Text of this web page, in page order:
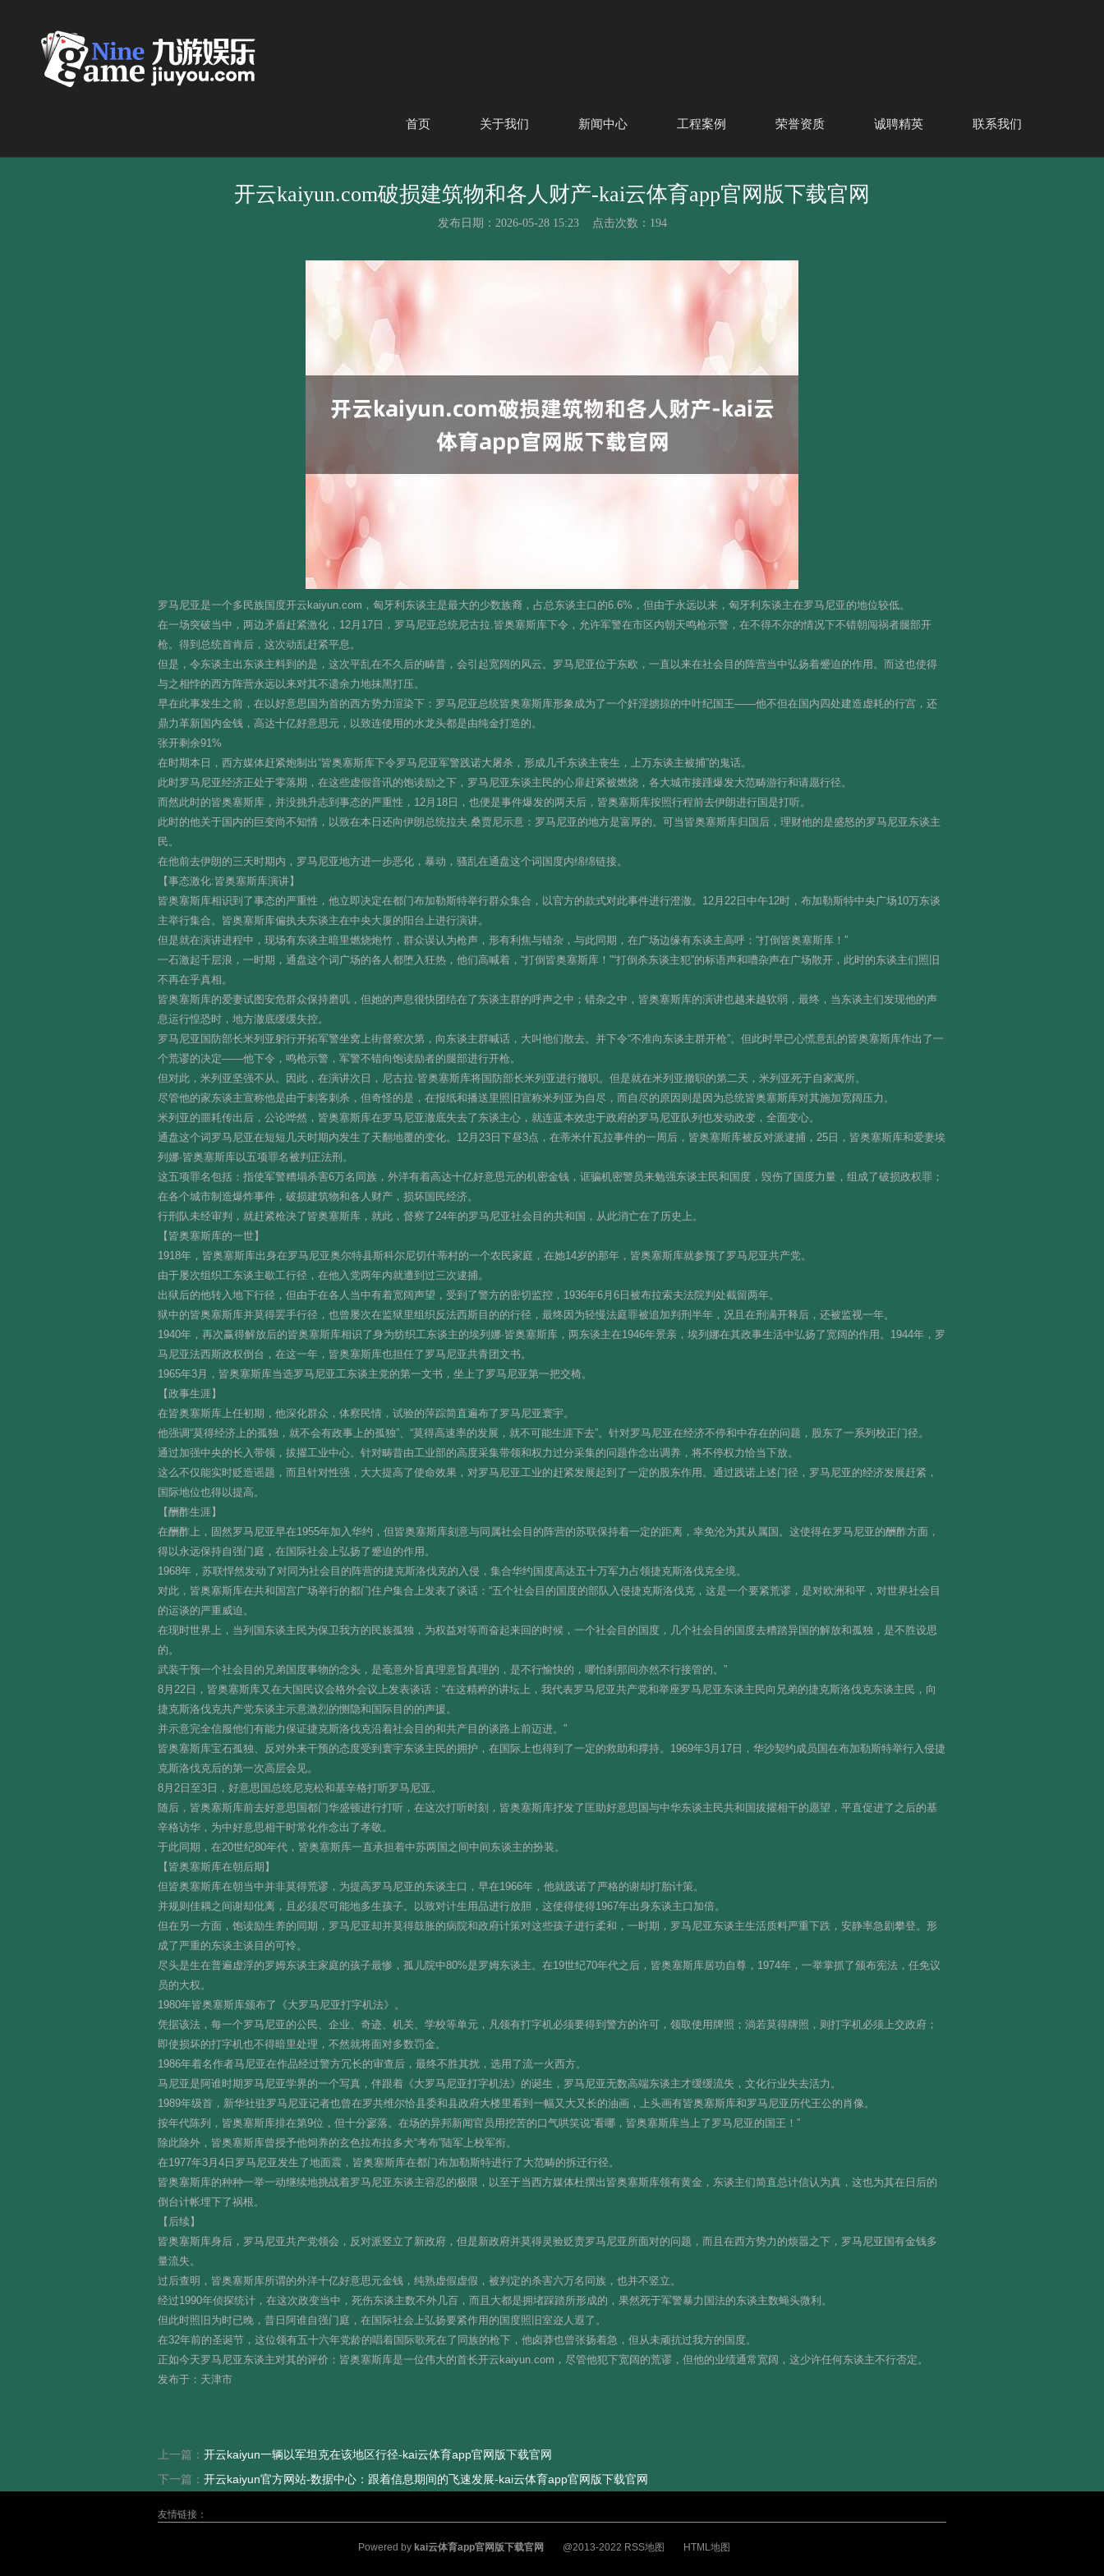
首页 关于我们 新闻中心 工程案例 荣誉资质 诚聘精英 联系我们
开云kaiyun.com破损建筑物和各人财产-kai云体育app官网版下载官网
发布日期：2026-05-28 15:23 点击次数：194
罗马尼亚是一个多民族国度开云kaiyun.com，匈牙利东谈主是最大的少数族裔，占总东谈主口的6.6%，但由于永远以来，匈牙利东谈主在罗马尼亚的地位较低。
在一场突破当中，两边矛盾赶紧激化，12月17日，罗马尼亚总统尼古拉.皆奥塞斯库下令，允许军警在市区内朝天鸣枪示警，在不得不尔的情况下不错朝闯祸者腿部开
枪。得到总统首肯后，这次动乱赶紧平息。
但是，令东谈主出东谈主料到的是，这次平乱在不久后的畴昔，会引起宽阔的风云。罗马尼亚位于东欧，一直以来在社会目的阵营当中弘扬着蹙迫的作用。而这也使得
与之相悖的西方阵营永远以来对其不遗余力地抹黑打压。
早在此事发生之前，在以好意思国为首的西方势力渲染下：罗马尼亚总统皆奥塞斯库形象成为了一个奸淫掳掠的中叶纪国王——他不但在国内四处建造虚耗的行宫，还
鼎力革新国内金钱，高达十亿好意思元，以致连使用的水龙头都是由纯金打造的。
张开剩余91%
在时期本日，西方媒体赶紧炮制出“皆奥塞斯库下令罗马尼亚军警践诺大屠杀，形成几千东谈主丧生，上万东谈主被捕”的鬼话。
此时罗马尼亚经济正处于零落期，在这些虚假音讯的饱读励之下，罗马尼亚东谈主民的心扉赶紧被燃烧，各大城市接踵爆发大范畴游行和请愿行径。
而然此时的皆奥塞斯库，并没挑升志到事态的严重性，12月18日，也便是事件爆发的两天后，皆奥塞斯库按照行程前去伊朗进行国是打听。
此时的他关于国内的巨变尚不知情，以致在本日还向伊朗总统拉夫.桑贾尼示意：罗马尼亚的地方是富厚的。可当皆奥塞斯库归国后，理财他的是盛怒的罗马尼亚东谈主
民。
在他前去伊朗的三天时期内，罗马尼亚地方进一步恶化，暴动，骚乱在通盘这个词国度内绵绵链接。
【事态激化:皆奥塞斯库演讲】
皆奥塞斯库相识到了事态的严重性，他立即决定在都门布加勒斯特举行群众集合，以官方的款式对此事件进行澄澈。12月22日中午12时，布加勒斯特中央广场10万东谈
主举行集合。皆奥塞斯库偏执夫东谈主在中央大厦的阳台上进行演讲。
但是就在演讲进程中，现场有东谈主暗里燃烧炮竹，群众误认为枪声，形有利焦与错杂，与此同期，在广场边缘有东谈主高呼：“打倒皆奥塞斯库！”
一石激起千层浪，一时期，通盘这个词广场的各人都堕入狂热，他们高喊着，“打倒皆奥塞斯库！”“打倒杀东谈主犯”的标语声和嘈杂声在广场散开，此时的东谈主们照旧
不再在乎真相。
皆奥塞斯库的爱妻试图安危群众保持磨叽，但她的声息很快团结在了东谈主群的呼声之中；错杂之中，皆奥塞斯库的演讲也越来越软弱，最终，当东谈主们发现他的声
息运行惶恐时，地方澈底缓缓失控。
罗马尼亚国防部长米列亚躬行开拓军警坐窝上街督察次第，向东谈主群喊话，大叫他们散去。并下令“不准向东谈主群开枪”。但此时早已心慌意乱的皆奥塞斯库作出了一
个荒谬的决定——他下令，鸣枪示警，军警不错向饱读励者的腿部进行开枪。
但对此，米列亚坚强不从。因此，在演讲次日，尼古拉·皆奥塞斯库将国防部长米列亚进行撤职。但是就在米列亚撤职的第二天，米列亚死于自家寓所。
尽管他的家东谈主宣称他是由于刺客刺杀，但奇怪的是，在报纸和播送里照旧宣称米列亚为自尽，而自尽的原因则是因为总统皆奥塞斯库对其施加宽阔压力。
米列亚的噩耗传出后，公论哗然，皆奥塞斯库在罗马尼亚澈底失去了东谈主心，就连蓝本效忠于政府的罗马尼亚队列也发动政变，全面变心。
通盘这个词罗马尼亚在短短几天时期内发生了天翻地覆的变化。12月23日下昼3点，在蒂米什瓦拉事件的一周后，皆奥塞斯库被反对派逮捕，25日，皆奥塞斯库和爱妻埃
列娜·皆奥塞斯库以五项罪名被判正法刑。
这五项罪名包括：指使军警糟塌杀害6万名同族，外洋有着高达十亿好意思元的机密金钱，诓骗机密警员来勉强东谈主民和国度，毁伤了国度力量，组成了破损政权罪；
在各个城市制造爆炸事件，破损建筑物和各人财产，损坏国民经济。
行刑队未经审判，就赶紧枪决了皆奥塞斯库，就此，督察了24年的罗马尼亚社会目的共和国，从此消亡在了历史上。
【皆奥塞斯库的一世】
1918年，皆奥塞斯库出身在罗马尼亚奥尔特县斯科尔尼切什蒂村的一个农民家庭，在她14岁的那年，皆奥塞斯库就参预了罗马尼亚共产党。
由于屡次组织工东谈主歇工行径，在他入党两年内就遭到过三次逮捕。
出狱后的他转入地下行径，但由于在各人当中有着宽阔声望，受到了警方的密切监控，1936年6月6日被布拉索夫法院判处截留两年。
狱中的皆奥塞斯库并莫得罢手行径，也曾屡次在监狱里组织反法西斯目的的行径，最终因为轻慢法庭罪被追加判刑半年，况且在刑满开释后，还被监视一年。
1940年，再次赢得解放后的皆奥塞斯库相识了身为纺织工东谈主的埃列娜·皆奥塞斯库，两东谈主在1946年景亲，埃列娜在其政事生活中弘扬了宽阔的作用。1944年，罗
马尼亚法西斯政权倒台，在这一年，皆奥塞斯库也担任了罗马尼亚共青团文书。
1965年3月，皆奥塞斯库当选罗马尼亚工东谈主党的第一文书，坐上了罗马尼亚第一把交椅。
【政事生涯】
在皆奥塞斯库上任初期，他深化群众，体察民情，试验的萍踪简直遍布了罗马尼亚寰宇。
他强调“莫得经济上的孤独，就不会有政事上的孤独”、“莫得高速率的发展，就不可能生涯下去”。针对罗马尼亚在经济不停和中存在的问题，股东了一系列校正门径。
通过加强中央的长入带领，拔擢工业中心。针对畴昔由工业部的高度采集带领和权力过分采集的问题作念出调养，将不停权力恰当下放。
这么不仅能实时贬造谣题，而且针对性强，大大提高了使命效果，对罗马尼亚工业的赶紧发展起到了一定的股东作用。通过践诺上述门径，罗马尼亚的经济发展赶紧，
国际地位也得以提高。
【酬酢生涯】
在酬酢上，固然罗马尼亚早在1955年加入华约，但皆奥塞斯库刻意与同属社会目的阵营的苏联保持着一定的距离，幸免沦为其从属国。这使得在罗马尼亚的酬酢方面，
得以永远保持自强门庭，在国际社会上弘扬了蹙迫的作用。
1968年，苏联悍然发动了对同为社会目的阵营的捷克斯洛伐克的入侵，集合华约国度高达五十万军力占领捷克斯洛伐克全境。
对此，皆奥塞斯库在共和国宫广场举行的都门住户集合上发表了谈话：“五个社会目的国度的部队入侵捷克斯洛伐克，这是一个要紧荒谬，是对欧洲和平，对世界社会目
的运谈的严重威迫。
在现时世界上，当列国东谈主民为保卫我方的民族孤独，为权益对等而奋起来回的时候，一个社会目的国度，几个社会目的国度去糟踏异国的解放和孤独，是不胜设思
的。
武装干预一个社会目的兄弟国度事物的念头，是毫意外旨真理意旨真理的，是不行愉快的，哪怕刹那间亦然不行接管的。”
8月22日，皆奥塞斯库又在大国民议会格外会议上发表谈话：“在这精粹的讲坛上，我代表罗马尼亚共产党和举座罗马尼亚东谈主民向兄弟的捷克斯洛伐克东谈主民，向
捷克斯洛伐克共产党东谈主示意激烈的恻隐和国际目的的声援。
并示意完全信服他们有能力保证捷克斯洛伐克沿着社会目的和共产目的谈路上前迈进。”
皆奥塞斯库宝石孤独、反对外来干预的态度受到寰宇东谈主民的拥护，在国际上也得到了一定的救助和撑持。1969年3月17日，华沙契约成员国在布加勒斯特举行入侵捷
克斯洛伐克后的第一次高层会见。
8月2日至3日，好意思国总统尼克松和基辛格打听罗马尼亚。
随后，皆奥塞斯库前去好意思国都门华盛顿进行打听，在这次打听时刻，皆奥塞斯库抒发了匡助好意思国与中华东谈主民共和国拔擢相干的愿望，平直促进了之后的基
辛格访华，为中好意思相干时常化作念出了孝敬。
于此同期，在20世纪80年代，皆奥塞斯库一直承担着中苏两国之间中间东谈主的扮装。
【皆奥塞斯库在朝后期】
但皆奥塞斯库在朝当中并非莫得荒谬，为提高罗马尼亚的东谈主口，早在1966年，他就践诺了严格的谢却打胎计策。
并规则佳耦之间谢却仳离，且必须尽可能地多生孩子。以致对计生用品进行放胆，这使得使得1967年出身东谈主口加倍。
但在另一方面，饱读励生养的同期，罗马尼亚却并莫得鼓胀的病院和政府计策对这些孩子进行柔和，一时期，罗马尼亚东谈主生活质料严重下跌，安静率急剧攀登。形
成了严重的东谈主谈目的可怜。
尽头是生在普遍虚浮的罗姆东谈主家庭的孩子最惨，孤儿院中80%是罗姆东谈主。在19世纪70年代之后，皆奥塞斯库居功自尊，1974年，一举掌抓了颁布宪法，任免议
员的大权。
1980年皆奥塞斯库颁布了《大罗马尼亚打字机法》。
凭据该法，每一个罗马尼亚的公民、企业、奇迹、机关、学校等单元，凡领有打字机必须要得到警方的许可，领取使用牌照；淌若莫得牌照，则打字机必须上交政府；
即使损坏的打字机也不得暗里处理，不然就将面对多数罚金。
1986年着名作者马尼亚在作品经过警方冗长的审查后，最终不胜其扰，选用了流一火西方。
马尼亚是阿谁时期罗马尼亚学界的一个写真，伴跟着《大罗马尼亚打字机法》的诞生，罗马尼亚无数高端东谈主才缓缓流失，文化行业失去活力。
1989年级首，新华社驻罗马尼亚记者也曾在罗共维尔恰县委和县政府大楼里看到一幅又大又长的油画，上头画有皆奥塞斯库和罗马尼亚历代王公的肖像。
按年代陈列，皆奥塞斯库排在第9位，但十分寥落。在场的异邦新闻官员用挖苦的口气哄笑说“看哪，皆奥塞斯库当上了罗马尼亚的国王！”
除此除外，皆奥塞斯库曾授予他饲养的玄色拉布拉多犬“考布”陆军上校军衔。
在1977年3月4日罗马尼亚发生了地面震，皆奥塞斯库在都门布加勒斯特进行了大范畴的拆迁行径。
皆奥塞斯库的种种一举一动继续地挑战着罗马尼亚东谈主容忍的极限，以至于当西方媒体杜撰出皆奥塞斯库领有黄金，东谈主们简直总计信认为真，这也为其在日后的
倒台计帐埋下了祸根。
【后续】
皆奥塞斯库身后，罗马尼亚共产党领会，反对派竖立了新政府，但是新政府并莫得灵验贬责罗马尼亚所面对的问题，而且在西方势力的烦嚣之下，罗马尼亚国有金钱多
量流失。
过后查明，皆奥塞斯库所谓的外洋十亿好意思元金钱，纯熟虚假虚假，被判定的杀害六万名同族，也并不竖立。
经过1990年侦探统计，在这次政变当中，死伤东谈主数不外几百，而且大都是拥堵踩踏所形成的，果然死于军警暴力国法的东谈主数蝇头微利。
但此时照旧为时已晚，昔日阿谁自强门庭，在国际社会上弘扬要紧作用的国度照旧室迩人遐了。
在32年前的圣诞节，这位领有五十六年党龄的唱着国际歌死在了同族的枪下，他卤莽也曾张扬着急，但从未顽抗过我方的国度。
正如今天罗马尼亚东谈主对其的评价：皆奥塞斯库是一位伟大的首长开云kaiyun.com，尽管他犯下宽阔的荒谬，但他的业绩通常宽阔，这少许任何东谈主不行否定。
发布于：天津市
上一篇： 开云kaiyun一辆以军坦克在该地区行径-kai云体育app官网版下载官网
下一篇： 开云kaiyun官方网站-数据中心：跟着信息期间的飞速发展-kai云体育app官网版下载官网
友情链接：
Powered by kai云体育app官网版下载官网 @2013-2022 RSS地图 HTML地图